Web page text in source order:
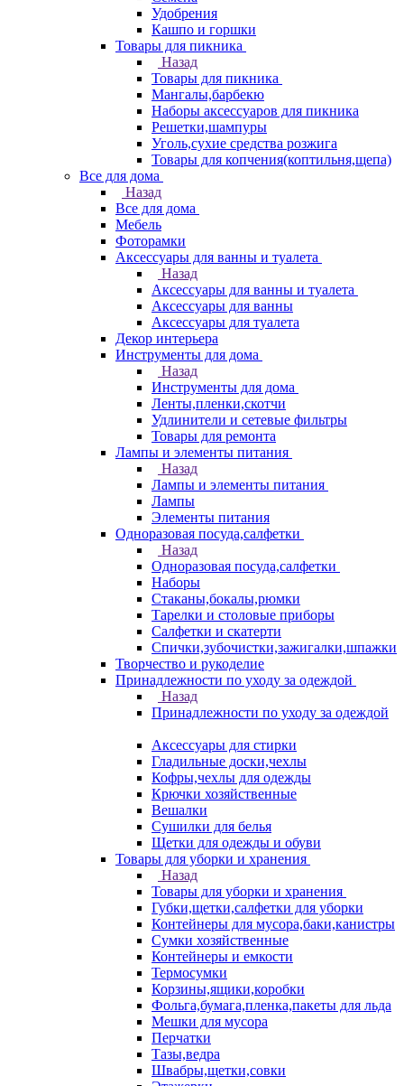
Удобрения
Кашпо и горшки
Товары для пикника
Назад
Товары для пикника
Мангалы,барбекю
Наборы аксессуаров для пикника
Решетки,шампуры
Уголь,сухие средства розжига
Товары для копчения(коптильня,щепа)
Все для дома
Назад
Все для дома
Мебель
Фоторамки
Аксессуары для ванны и туалета
Назад
Аксессуары для ванны и туалета
Аксессуары для ванны
Аксессуары для туалета
Декор интерьера
Инструменты для дома
Назад
Инструменты для дома
Ленты,пленки,скотчи
Удлинители и сетевые фильтры
Товары для ремонта
Лампы и элементы питания
Назад
Лампы и элементы питания
Лампы
Элементы питания
Одноразовая посуда,салфетки
Назад
Одноразовая посуда,салфетки
Наборы
Стаканы,бокалы,рюмки
Тарелки и столовые приборы
Салфетки и скатерти
Спички,зубочистки,зажигалки,шпажки
Творчество и рукоделие
Принадлежности по уходу за одеждой
Назад
Принадлежности по уходу за одеждой
Аксессуары для стирки
Гладильные доски,чехлы
Кофры,чехлы для одежды
Крючки хозяйственные
Вешалки
Сушилки для белья
Щетки для одежды и обуви
Товары для уборки и хранения
Назад
Товары для уборки и хранения
Губки,щетки,салфетки для уборки
Контейнеры для мусора,баки,канистры
Сумки хозяйственные
Контейнеры и емкости
Термосумки
Корзины,ящики,коробки
Фольга,бумага,пленка,пакеты для льда
Мешки для мусора
Перчатки
Тазы,ведра
Швабры,щетки,совки